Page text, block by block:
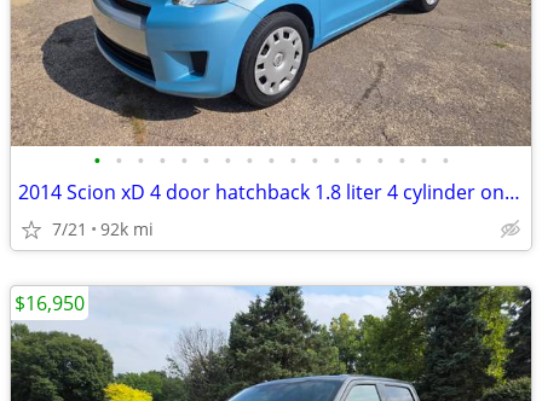
• • • • • • • • • • • • • • • • •
2014 Scion xD 4 door hatchback 1.8 liter 4 cylinder only 92K
7/21 92k mi
$16,950